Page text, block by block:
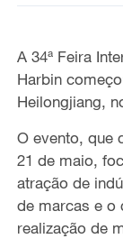
A 34ª Feira
Harbin
Heilongjiang,
O evento, que
21 de maio,
atração de
de marcas e o
realização de